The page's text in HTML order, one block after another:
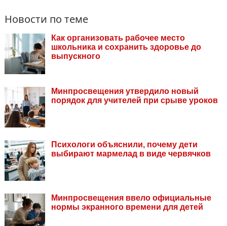
Новости по теме
Как организовать рабочее место
школьника и сохранить здоровье до
выпускного
Минпросвещения утвердило новый
порядок для учителей при срыве уроков
Психологи объяснили, почему дети
выбирают мармелад в виде червячков
Минпросвещения ввело официальные
нормы экранного времени для детей